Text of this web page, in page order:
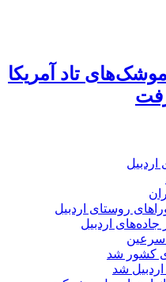
تاد آمریکا
اردبیل
سرعین
کشور شد
شد